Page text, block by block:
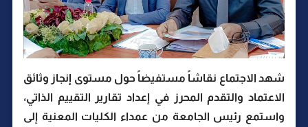
شهد الاجتماع نقاشاً مستفيضاً حول مستوى إنجاز وثائق
الاعتماد والتقدم المحرز في إعداد تقارير التقييم الذاتي،
واستمع رئيس الجامعة من عمداء الكليات المعنية إلى